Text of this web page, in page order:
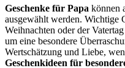
Geschenke für Papa können
ausgewählt werden. Wichtige
Weihnachten oder der
um eine besondere
Wertschätzung und Liebe,
Geschenkideen für